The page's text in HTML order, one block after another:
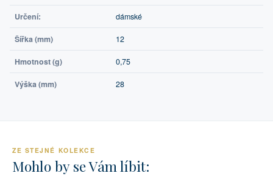
Určení: dámské
Šířka (mm) 12
Hmotnost (g) 0,75
Výška (mm) 28
ZE STEJNÉ KOLEKCE
Mohlo by se Vám líbit: